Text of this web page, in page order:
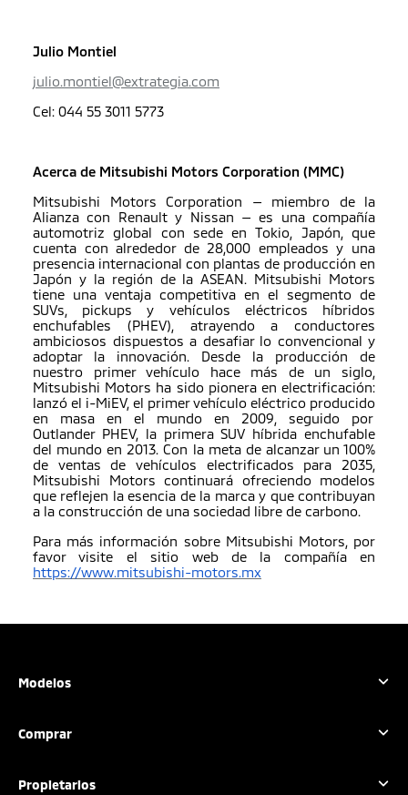
Julio Montiel
julio.montiel@extrategia.com
Cel: 044 55 3011 5773
Acerca de Mitsubishi Motors Corporation (MMC)
Mitsubishi Motors Corporation — miembro de la
Alianza con Renault y Nissan — es una compañía
automotriz global con sede en Tokio, Japón, que
cuenta con alrededor de 28,000 empleados y una
presencia internacional con plantas de producción en
Japón y la región de la ASEAN. Mitsubishi Motors
tiene una ventaja competitiva en el segmento de
SUVs, pickups y vehículos eléctricos híbridos
enchufables (PHEV), atrayendo a conductores
ambiciosos dispuestos a desafiar lo convencional y
adoptar la innovación. Desde la producción de
nuestro primer vehículo hace más de un siglo,
Mitsubishi Motors ha sido pionera en electrificación:
lanzó el i-MiEV, el primer vehículo eléctrico producido
en masa en el mundo en 2009, seguido por
Outlander PHEV, la primera SUV híbrida enchufable
del mundo en 2013. Con la meta de alcanzar un 100%
de ventas de vehículos electrificados para 2035,
Mitsubishi Motors continuará ofreciendo modelos
que reflejen la esencia de la marca y que contribuyan
a la construcción de una sociedad libre de carbono.
Para más información sobre Mitsubishi Motors, por
favor visite el sitio web de la compañía en
https://www.mitsubishi-motors.mx
Modelos
Outlander Sport
L200 GSR
Comprar
Configura tu vehículo
Propietarios